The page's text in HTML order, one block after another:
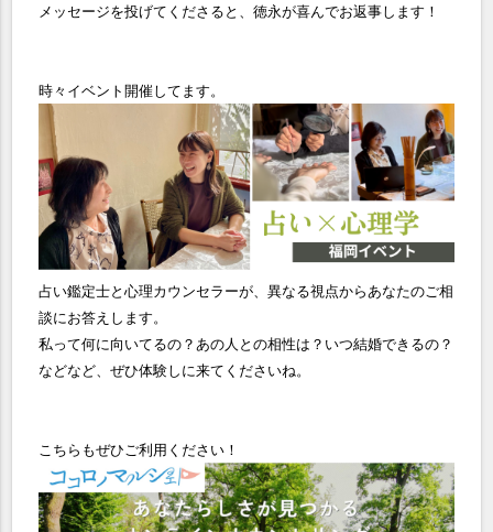
メッセージを投げてくださると、徳永が喜んでお返事します！
時々イベント開催してます。
占い鑑定士と心理カウンセラーが、異なる視点からあなたのご相
談にお答えします。
私って何に向いてるの？あの人との相性は？いつ結婚できるの？
などなど、ぜひ体験しに来てくださいね。
こちらもぜひご利用ください！